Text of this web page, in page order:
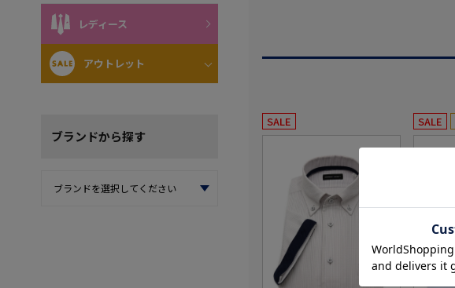
レディース
アウトレット
ブランドから探す
SALE SALE